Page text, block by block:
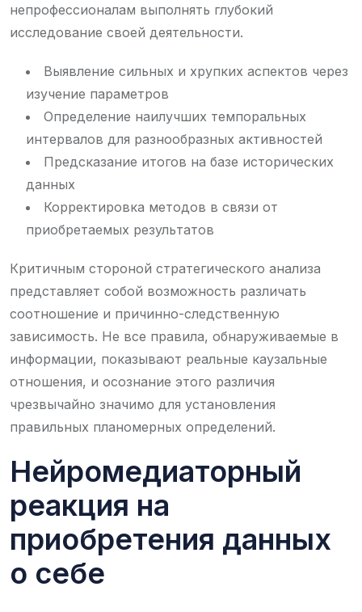
непрофессионалам выполнять глубокий
исследование своей деятельности.
Выявление сильных и хрупких аспектов через
изучение параметров
Определение наилучших темпоральных
интервалов для разнообразных активностей
Предсказание итогов на базе исторических
данных
Корректировка методов в связи от
приобретаемых результатов
Критичным стороной стратегического анализа
представляет собой возможность различать
соотношение и причинно-следственную
зависимость. Не все правила, обнаруживаемые в
информации, показывают реальные каузальные
отношения, и осознание этого различия
чрезвычайно значимо для установления
правильных планомерных определений.
Нейромедиаторный
реакция на
приобретения данных
о себе